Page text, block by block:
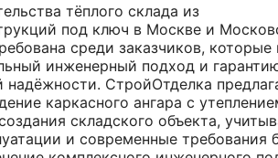
тёплого склада из
под ключ в Москве и
среди заказчиков, которые
инженерный подход и
надёжности. СтройОтделка
каркасного ангара с
складского объекта,
и современные требования